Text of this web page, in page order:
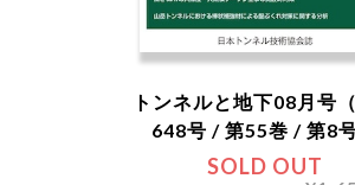
SOLD OUT
トンネルと地下08月号
648号 / 第55巻 / 第8号